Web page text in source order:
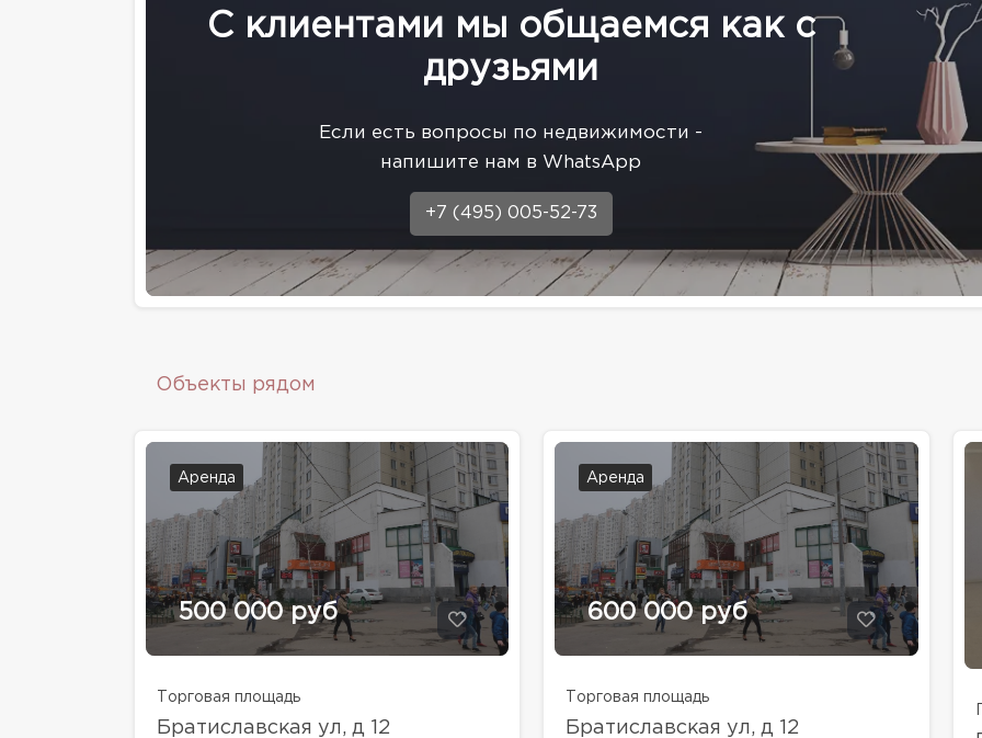
С клиентами мы общаемся как с
друзьями
Eсли есть вопросы по недвижимости -
напишите нам в WhatsApp
+7 (495) 005-52-73
Объекты рядом
Аренда
500 000 руб
Торговая площадь
Братиславская ул, д 12
Аренда
600 000 руб
Торговая площадь
Братиславская ул, д 12